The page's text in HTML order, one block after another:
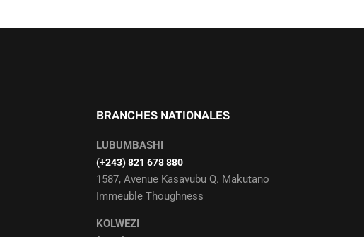
BRANCHES NATIONALES
LUBUMBASHI
‭(+243) 821 678 880
1587, Avenue Kasavubu Q. Makutano
Immeuble Thoughness
KOLWEZI